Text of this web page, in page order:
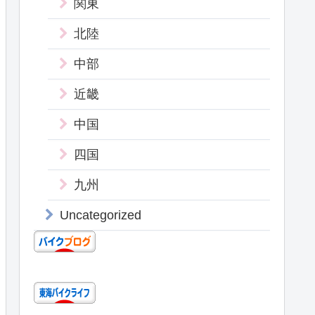
関東
北陸
中部
近畿
中国
四国
九州
Uncategorized